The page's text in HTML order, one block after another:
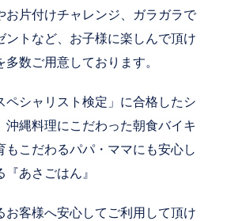
お片付けチャレンジ、ガラガラで
ントなど、お子様に楽しんで頂け
多数ご用意しております。
ペシャリスト検定」に合格したシ
沖縄料理にこだわった朝食バイキ
もこだわるパパ・ママにも安心し
あさごはん』
お客様へ安心してご利用して頂け